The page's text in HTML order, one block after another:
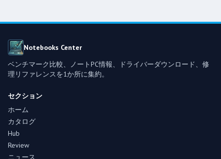
Notebooks Center
ベンチマーク比較、ノートPC情報、ドライバーダウンロード、修
理リファレンスを1か所に集約。
セクション
ホーム
カタログ
Hub
Review
ニュース